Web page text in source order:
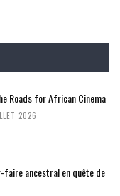
Roads for African Cinema
2026
faire ancestral en quête de